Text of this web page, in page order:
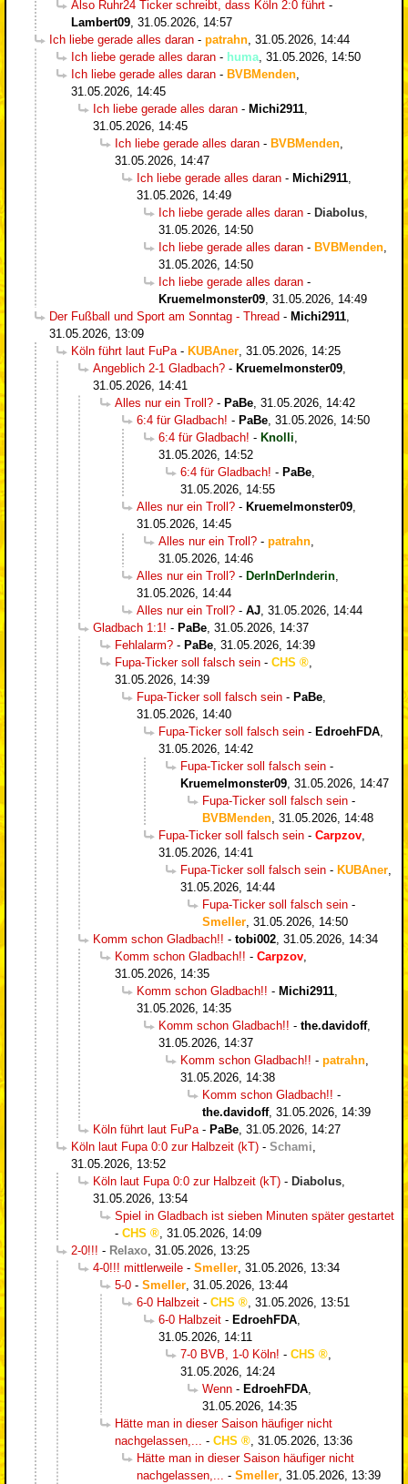
Also Ruhr24 Ticker schreibt, dass Köln 2:0 führt -
Lambert09, 31.05.2026, 14:57
Ich liebe gerade alles daran - patrahn, 31.05.2026, 14:44
Ich liebe gerade alles daran - huma, 31.05.2026, 14:50
Ich liebe gerade alles daran - BVBMenden,
31.05.2026, 14:45
Ich liebe gerade alles daran - Michi2911,
31.05.2026, 14:45
Ich liebe gerade alles daran - BVBMenden,
31.05.2026, 14:47
Ich liebe gerade alles daran - Michi2911,
31.05.2026, 14:49
Ich liebe gerade alles daran - Diabolus,
31.05.2026, 14:50
Ich liebe gerade alles daran - BVBMenden,
31.05.2026, 14:50
Ich liebe gerade alles daran -
Kruemelmonster09, 31.05.2026, 14:49
Der Fußball und Sport am Sonntag - Thread - Michi2911,
31.05.2026, 13:09
Köln führt laut FuPa- KUBAner, 31.05.2026, 14:25
Angeblich 2-1 Gladbach? - Kruemelmonster09,
31.05.2026, 14:41
Alles nur ein Troll? - PaBe, 31.05.2026, 14:42
6:4 für Gladbach! - PaBe, 31.05.2026, 14:50
6:4 für Gladbach! - Knolli,
31.05.2026, 14:52
6:4 für Gladbach! - PaBe,
31.05.2026, 14:55
Alles nur ein Troll? - Kruemelmonster09,
31.05.2026, 14:45
Alles nur ein Troll? - patrahn,
31.05.2026, 14:46
Alles nur ein Troll? - DerInDerInderin,
31.05.2026, 14:44
Alles nur ein Troll? - AJ, 31.05.2026, 14:44
Gladbach 1:1! - PaBe, 31.05.2026, 14:37
Fehlalarm? - PaBe, 31.05.2026, 14:39
Fupa-Ticker soll falsch sein - CHS
,
31.05.2026, 14:39
Fupa-Ticker soll falsch sein - PaBe,
31.05.2026, 14:40
Fupa-Ticker soll falsch sein - EdroehFDA,
31.05.2026, 14:42
Fupa-Ticker soll falsch sein -
Kruemelmonster09, 31.05.2026, 14:47
Fupa-Ticker soll falsch sein -
BVBMenden, 31.05.2026, 14:48
Fupa-Ticker soll falsch sein - Carpzov,
31.05.2026, 14:41
Fupa-Ticker soll falsch sein - KUBAner,
31.05.2026, 14:44
Fupa-Ticker soll falsch sein -
Smeller, 31.05.2026, 14:50
Komm schon Gladbach!! - tobi002, 31.05.2026, 14:34
Komm schon Gladbach!! - Carpzov,
31.05.2026, 14:35
Komm schon Gladbach!! - Michi2911,
31.05.2026, 14:35
Komm schon Gladbach!! - the.davidoff,
31.05.2026, 14:37
Komm schon Gladbach!! - patrahn,
31.05.2026, 14:38
Komm schon Gladbach!! -
the.davidoff, 31.05.2026, 14:39
Köln führt laut FuPa- PaBe, 31.05.2026, 14:27
Köln laut Fupa 0:0 zur Halbzeit (kT) - Schami,
31.05.2026, 13:52
Köln laut Fupa 0:0 zur Halbzeit (kT) - Diabolus,
31.05.2026, 13:54
Spiel in Gladbach ist sieben Minuten später gestartet
- CHS , 31.05.2026, 14:09
2-0!!! - Relaxo, 31.05.2026, 13:25
4-0!!! mittlerweile - Smeller, 31.05.2026, 13:34
5-0 - Smeller, 31.05.2026, 13:44
6-0 Halbzeit - CHS , 31.05.2026, 13:51
6-0 Halbzeit - EdroehFDA,
31.05.2026, 14:11
7-0 BVB, 1-0 Köln! - CHS
,
31.05.2026, 14:24
Wenn - EdroehFDA,
31.05.2026, 14:35
Hätte man in dieser Saison häufiger nicht
nachgelassen,... - CHS , 31.05.2026, 13:36
Hätte man in dieser Saison häufiger nicht
nachgelassen,... - Smeller, 31.05.2026, 13:39